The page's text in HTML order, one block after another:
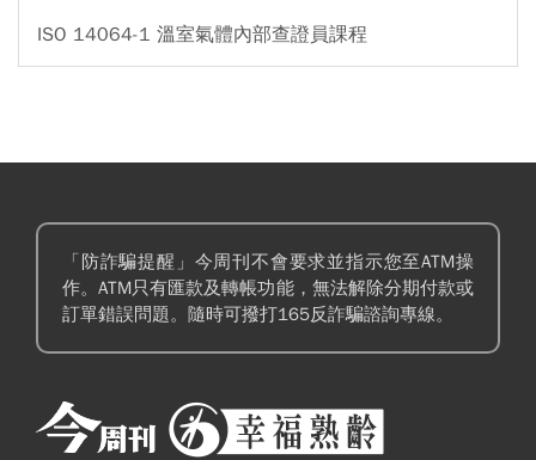
ISO 14064-1 溫室氣體內部查證員課程
「防詐騙提醒」今周刊不會要求並指示您至ATM操
作。ATM只有匯款及轉帳功能，無法解除分期付款或
訂單錯誤問題。隨時可撥打165反詐騙諮詢專線。